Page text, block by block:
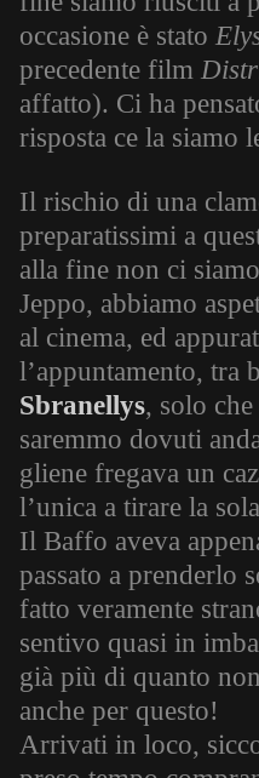
occasione è stato
precedente film
affatto). Ci ha
risposta ce la siamo
Il rischio di una
preparatissimi a
alla fine non ci
Jeppo, abbiamo
al cinema, ed
l’appuntamento, tra
Sbranellys, solo
saremmo dovuti
gliene fregava un
l’unica a tirare la
Il Baffo aveva
passato a prenderlo
fatto veramente
sentivo quasi in
già più di quanto
anche per questo!
Arrivati in loco,